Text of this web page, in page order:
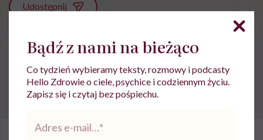
Udostępnij
Powiązane tematy:
Dynia Jesienne przepisy warzywa
Bądź z nami na bieżąco
Co tydzień wybieramy teksty, rozmowy i podcasty
Hello Zdrowie o ciele, psychice i codziennym życiu.
Zapisz się i czytaj bez pośpiechu.
*